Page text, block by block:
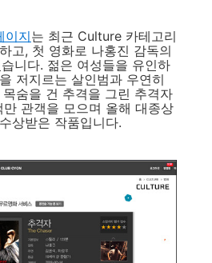
이지는 최근 Culture 카테고리
고, 첫 영화로 나홍진 감독의
니다. 젊은 여성들을 유인하
저지르는 살인범과 우연히
숨을 건 추격을 그린 추격자
관객을 모으며 올해 대종상
상받은 작품입니다.